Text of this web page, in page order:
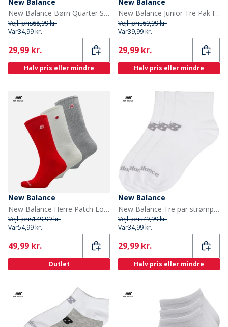
New Balance Børn Quarter Sokker Flerfarvet
Vejl. pris68,99 kr.
Var34,99 kr.
Current
29,99 kr.
Halv pris eller mindre
New Balance Junior Tre Pak Ingen Synlige Sokker Sort
Vejl. pris69,99 kr.
Var39,99 kr.
Current
29,99 kr.
Halv pris eller mindre
New Balance
New Balance Herre Patch Logo Tre Pak Crew Sokker Hvid/Rød
Vejl. pris149,99 kr.
Var54,99 kr.
Current
49,99 kr.
Outlet
New Balance
New Balance Tre par strømper til Drenge i kvartlængde hvid
Vejl. pris79,99 kr.
Var34,99 kr.
Current
29,99 kr.
Halv pris eller mindre